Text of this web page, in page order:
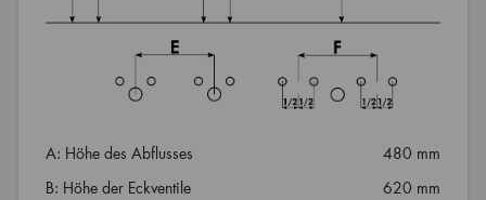
A: Höhe des Abflusses
480 mm
B: Höhe der Eckventile
620 mm